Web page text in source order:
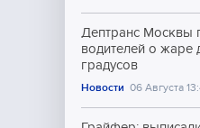
Дептранс Москвы
водителей о жаре
градусов
Новости 06 Августа